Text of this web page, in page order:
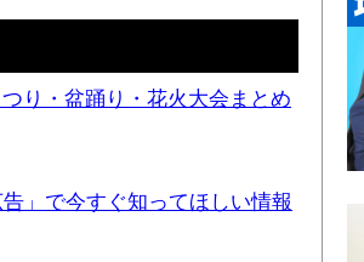
り・盆踊り・花火大会まとめ
」で今すぐ知ってほしい情報